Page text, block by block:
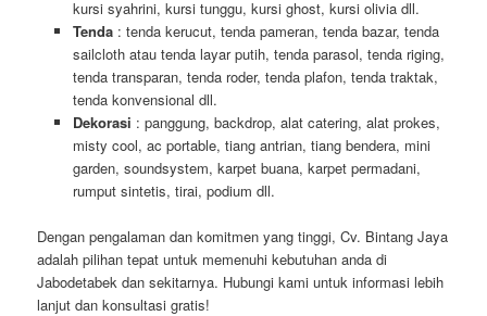
kursi syahrini, kursi tunggu, kursi ghost, kursi olivia dll.
Tenda : tenda kerucut, tenda pameran, tenda bazar, tenda
sailcloth atau tenda layar putih, tenda parasol, tenda riging,
tenda transparan, tenda roder, tenda plafon, tenda traktak,
tenda konvensional dll.
Dekorasi : panggung, backdrop, alat catering, alat prokes,
misty cool, ac portable, tiang antrian, tiang bendera, mini
garden, soundsystem, karpet buana, karpet permadani,
rumput sintetis, tirai, podium dll.
Dengan pengalaman dan komitmen yang tinggi, Cv. Bintang Jaya
adalah pilihan tepat untuk memenuhi kebutuhan anda di
Jabodetabek dan sekitarnya. Hubungi kami untuk informasi lebih
lanjut dan konsultasi gratis!